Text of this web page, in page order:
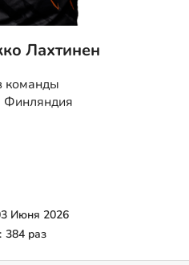
Лахтинен
команды
Финляндия
Июня 2026
384 раз